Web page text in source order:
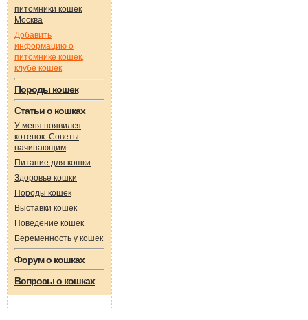
питомники кошек
Москва
Добавить
информацию о
питомнике кошек,
клубе кошек
Породы кошек
Статьи о кошках
У меня появился
котенок. Советы
начинающим
Питание для кошки
Здоровье кошки
Породы кошек
Выставки кошек
Поведение кошек
Беременность у кошек
Форум о кошках
Вопросы о кошках